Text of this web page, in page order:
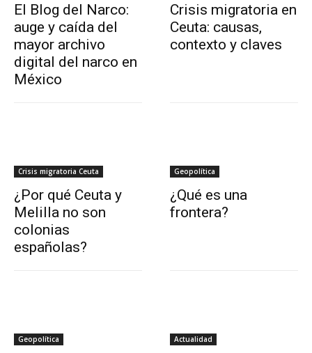
El Blog del Narco:
auge y caída del
mayor archivo
digital del narco en
México
Crisis migratoria en
Ceuta: causas,
contexto y claves
Crisis migratoria Ceuta
¿Por qué Ceuta y
Melilla no son
colonias
españolas?
Geopolítica
¿Qué es una
frontera?
Geopolítica Actualidad